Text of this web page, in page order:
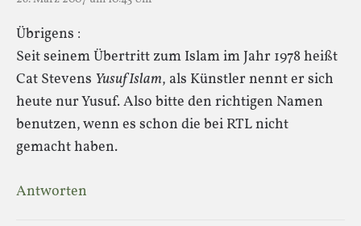
Übrigens :
Seit seinem Übertritt zum Islam im Jahr 1978 heißt
Cat Stevens Yusuf Islam, als Künstler nennt er sich
heute nur Yusuf. Also bitte den richtigen Namen
benutzen, wenn es schon die bei RTL nicht
gemacht haben.
Antworten